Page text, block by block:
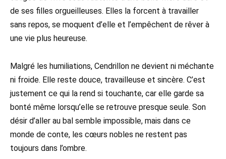
de ses filles orgueilleuses. Elles la forcent à travailler
sans repos, se moquent d’elle et l’empêchent de rêver à
une vie plus heureuse.
Malgré les humiliations, Cendrillon ne devient ni méchante
ni froide. Elle reste douce, travailleuse et sincère. C’est
justement ce qui la rend si touchante, car elle garde sa
bonté même lorsqu’elle se retrouve presque seule. Son
désir d’aller au bal semble impossible, mais dans ce
monde de conte, les cœurs nobles ne restent pas
toujours dans l’ombre.